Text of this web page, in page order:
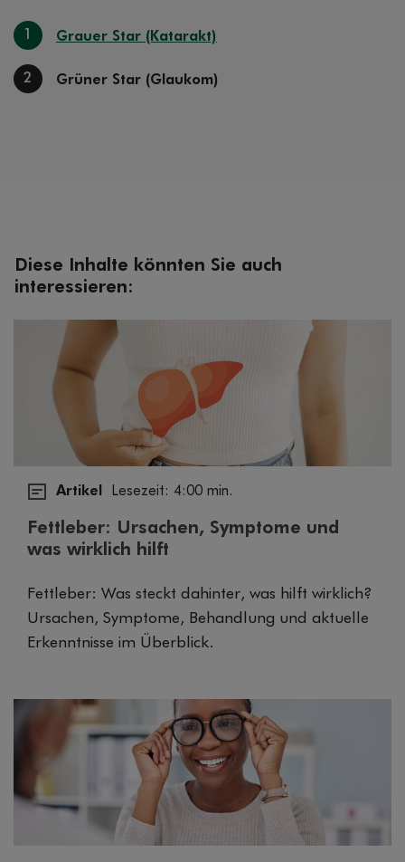
Grauer Star (Katarakt)
2 Grüner Star (Glaukom)
Diese Inhalte könnten Sie auch
interessieren:
Artikel Lesezeit: 4:00 min.
Fettleber: Ursachen, Symptome und
was wirklich hilft
Fettleber: Was steckt dahinter, was hilft wirklich?
Ursachen, Symptome, Behandlung und aktuelle
Erkenntnisse im Überblick.